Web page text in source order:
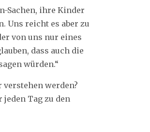
Sachen, ihre Kinder
Uns reicht es aber zu
von uns nur eines
dass auch die
würden.“
verstehen werden?
Tag zu den